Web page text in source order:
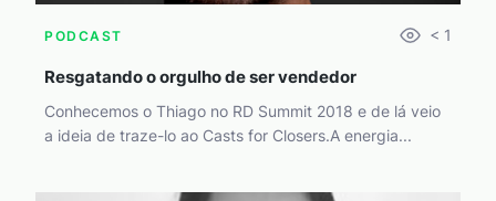
PODCAST < 1
Resgatando o orgulho de ser vendedor
Conhecemos o Thiago no RD Summit 2018 e de lá veio
a ideia de traze-lo ao Casts for Closers.A energia...